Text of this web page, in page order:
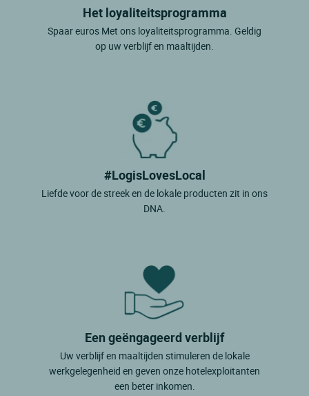
Het loyaliteitsprogramma
Spaar euros Met ons loyaliteitsprogramma. Geldig
op uw verblijf en maaltijden.
#LogisLovesLocal
Liefde voor de streek en de lokale producten zit in ons
DNA.
Een geëngageerd verblijf
Uw verblijf en maaltijden stimuleren de lokale
werkgelegenheid en geven onze hotelexploitanten
een beter inkomen.